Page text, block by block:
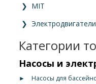
❯ MIT
❯ Электродвигатели
Категории
Насосы и
►
Насосы для